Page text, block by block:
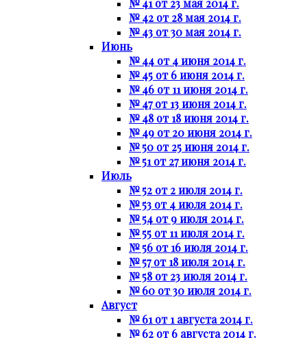
№ 41 от 23 мая 2014 г.
№ 42 от 28 мая 2014 г.
№ 43 от 30 мая 2014 г.
Июнь
№ 44 от 4 июня 2014 г.
№ 45 от 6 июня 2014 г.
№ 46 от 11 июня 2014 г.
№ 47 от 13 июня 2014 г.
№ 48 от 18 июня 2014 г.
№ 49 от 20 июня 2014 г.
№ 50 от 25 июня 2014 г.
№ 51 от 27 июня 2014 г.
Июль
№ 52 от 2 июля 2014 г.
№ 53 от 4 июля 2014 г.
№ 54 от 9 июля 2014 г.
№ 55 от 11 июля 2014 г.
№ 56 от 16 июля 2014 г.
№ 57 от 18 июля 2014 г.
№ 58 от 23 июля 2014 г.
№ 60 от 30 июля 2014 г.
Август
№ 61 от 1 августа 2014 г.
№ 62 от 6 августа 2014 г.